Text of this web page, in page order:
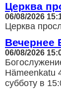
Церква
06/08/2026
Церква
Вечернее
06/08/2026
Hämeenkatu
субботу в